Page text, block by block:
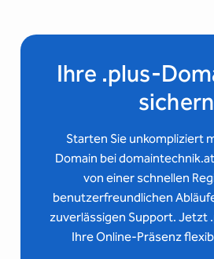
Ihre .plus-
sichern
Starten Sie unkompliziert
Domain bei
von einer schnellen
benutzerfreundlichen
zuverlässigen Support. Jetzt
Ihre Online-Präsenz